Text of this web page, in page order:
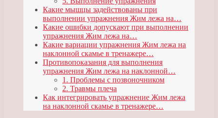
Какие мышцы задействованы при
выполнении упражнения Жим лежа на…
Какие ошибки допускают при выполнении
упражнения Жим лежа на…
Какие вариации упражнения Жим лежа на
наклонной скамье в тренажере…
Противопоказания для выполнения
упражнения Жим лежа на наклонной…
1. Проблемы с позвоночником
2. Травмы плеча
Как интегрировать упражнение Жим лежа
на наклонной скамье в тренажере…